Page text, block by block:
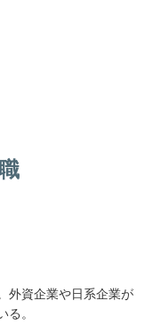
外資企業や日系企業が
。